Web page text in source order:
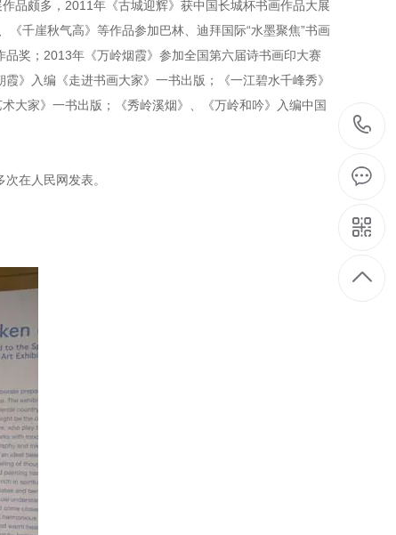
品颇多，2011年《古城迎辉》获中国长城杯书画作品大展
千崖秋气高》等作品参加巴林、迪拜国际“水墨聚焦”书画
奖；2013年《万岭烟霞》参加全国第六届诗书画印大赛
》入编《走进书画大家》一书出版；《一江碧水千峰秀》
大家》一书出版；《秀岭溪烟》、《万岭和吟》入编中国
在人民网发表。